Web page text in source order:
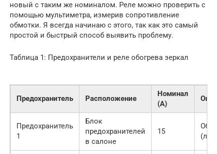
новый с таким же номиналом. Реле можно проверить с
помощью мультиметра, измерив сопротивление
обмотки. Я всегда начинаю с этого, так как это самый
простой и быстрый способ выявить проблему.
Таблица 1: Предохранители и реле обогрева зеркал
Предохранитель Расположение
Номинал
(А)
Предохранитель
1
Блок
предохранителей
в салоне
15